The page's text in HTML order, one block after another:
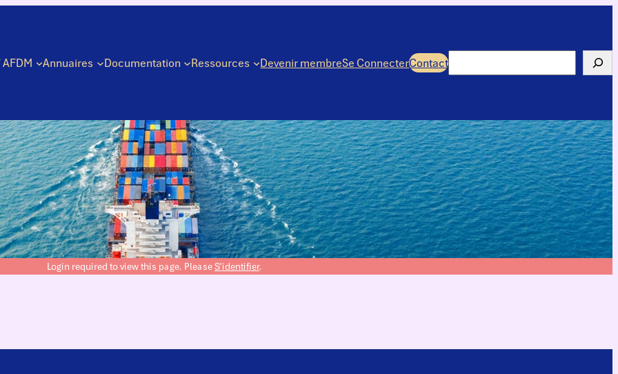
AFDM Annuaires Documentation Ressources Devenir membreSe ConnecterContactRechercher
Login required to view this page. PleaseS’identifier.